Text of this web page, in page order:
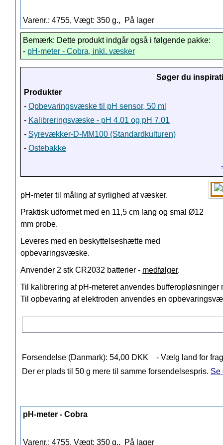
Varenr.: 4755, Vægt: 350 g., På lager
Bemærk: Dette produkt indgår også i følgende pakke:
- pH-meter - Cobra, inkl. væsker
Søger du
Produkter
- Opbevaringsvæske til pH sensor, 50 ml
- Kalibreringsvæske - pH 4.01 og pH 7.01
- Syrevækker-D-MM100 (Standardkulturen)
- Ostebakke
pH-meter til måling af syrlighed af væsker.
Praktisk udformet med en 11,5 cm lang og smal Ø12
mm probe.
Leveres med en beskyttelseshætte med
opbevaringsvæske.
Anvender 2 stk CR2032 batterier - medfølger.
Til kalibrering af pH-meteret anvendes bufferopløsninger
Til opbevaring af elektroden anvendes en
Forsendelse (Danmark): 54,00 DKK
- Vælg land for
Der er plads til 50 g mere til samme forsendelsespris. Se
pH-meter - Cobra
Varenr.: 4755, Vægt: 350 g., På lager